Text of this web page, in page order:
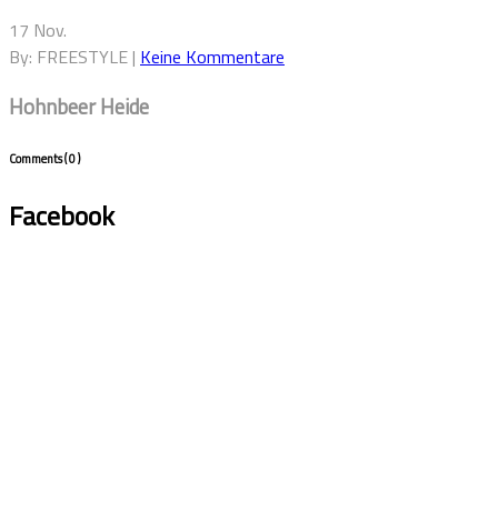
17 Nov.
By: FREESTYLE | Keine Kommentare
Hohnbeer Heide
Comments( 0 )
Facebook